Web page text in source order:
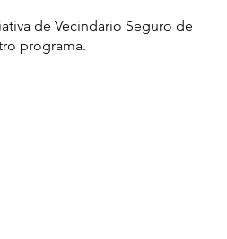
de Vecindario Seguro de
programa.